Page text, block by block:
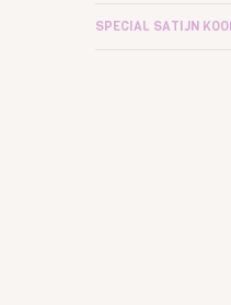
SPECIAL SATIJN